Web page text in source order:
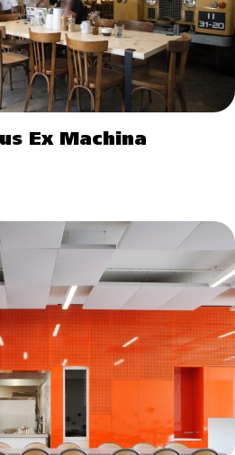
Ex Machina